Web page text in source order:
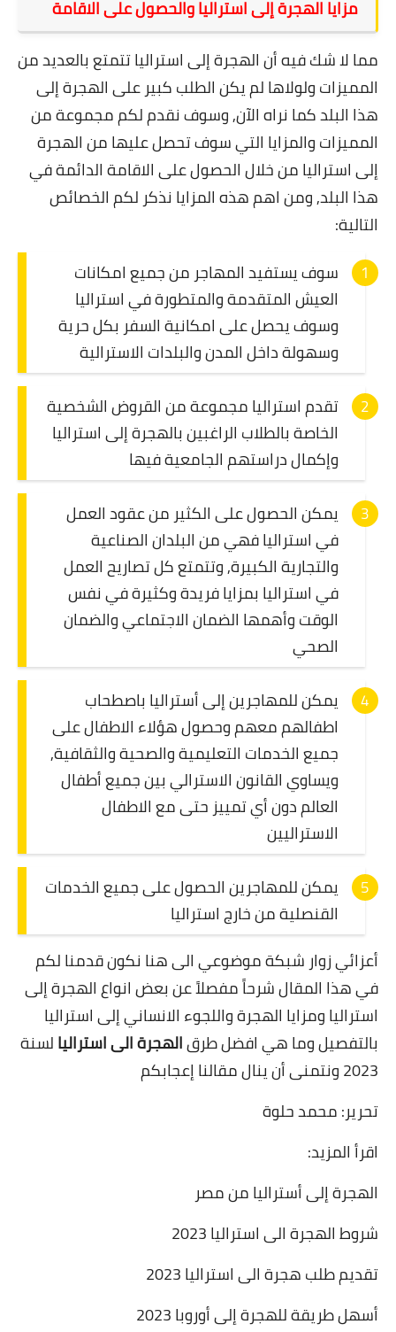
مزايا الهجرة إلى استراليا والحصول على الاقامة
مما لا شك فيه أن الهجرة إلى استراليا تتمتع بالعديد من
المميزات ولولاها لم يكن الطلب كبير على الهجرة إلى
هذا البلد كما نراه الآن, وسوف نقدم لكم مجموعة من
المميزات والمزايا التي سوف تحصل عليها من الهجرة
إلى استراليا من خلال الحصول على الاقامة الدائمة في
هذا البلد, ومن اهم هذه المزايا نذكر لكم الخصائص
التالية:
سوف يستفيد المهاجر من جميع امكانات
العيش المتقدمة والمتطورة في استراليا
وسوف يحصل على امكانية السفر بكل حرية
وسهولة داخل المدن والبلدات الاسترالية
تقدم استراليا مجموعة من القروض الشخصية
الخاصة بالطلاب الراغبين بالهجرة إلى استراليا
وإكمال دراستهم الجامعية فيها
يمكن الحصول على الكثير من عقود العمل
في استراليا فهي من البلدان الصناعية
والتجارية الكبيرة, وتتمتع كل تصاريح العمل
في استراليا بمزايا فريدة وكثيرة في نفس
الوقت وأهمها الضمان الاجتماعي والضمان
الصحي
يمكن للمهاجرين إلى أستراليا باصطحاب
اطفالهم معهم وحصول هؤلاء الاطفال على
جميع الخدمات التعليمية والصحية والثقافية,
ويساوي القانون الاسترالي بين جميع أطفال
العالم دون أي تمييز حتى مع الاطفال
الاستراليين
يمكن للمهاجرين الحصول على جميع الخدمات
القنصلية من خارج استراليا
أعزائي زوار شبكة موضوعي الى هنا نكون قدمنا لكم
في هذا المقال شرحاً مفصلاً عن بعض انواع الهجرة إلى
استراليا ومزايا الهجرة واللجوء الانساني إلى استراليا
بالتفصيل وما هي افضل طرقالهجرة الى استراليالسنة
2023 ونتمنى أن ينال مقالنا إعجابكم
تحرير: محمد حلوة
اقرأ المزيد:
الهجرة إلى أستراليا من مصر
شروط الهجرة الى استراليا 2023
تقديم طلب هجرة الى استراليا 2023
أسهل طريقة للهجرة إلى أوروبا 2023